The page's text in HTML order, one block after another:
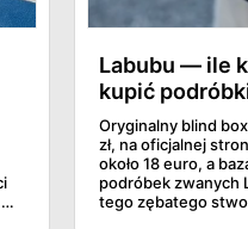
Labubu — ile
kupić
Oryginalny blind
zł, na oficjalnej
około 18 euro, a
podróbek zwanych
tego zębatego